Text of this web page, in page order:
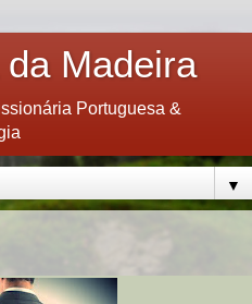
Madeira
Portuguesa &
▼